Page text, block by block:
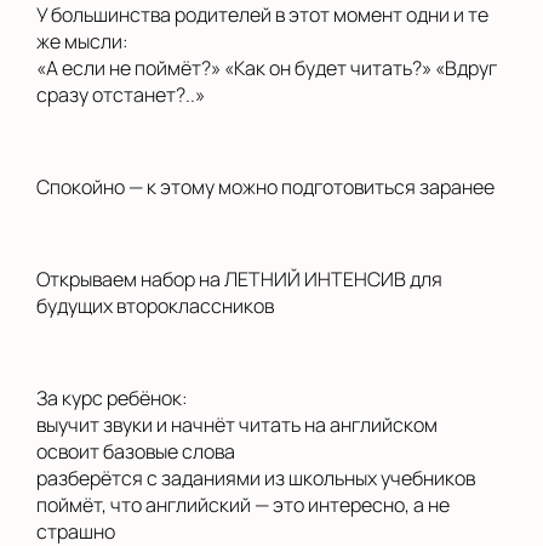
У большинства родителей в этот момент одни и те
же мысли:
«А если не поймёт?» «Как он будет читать?» «Вдруг
сразу отстанет?..»
Спокойно — к этому можно подготовиться заранее
Открываем набор на ЛЕТНИЙ ИНТЕНСИВ для
будущих второклассников
За курс ребёнок:
выучит звуки и начнёт читать на английском
освоит базовые слова
разберётся с заданиями из школьных учебников
поймёт, что английский — это интересно, а не
страшно